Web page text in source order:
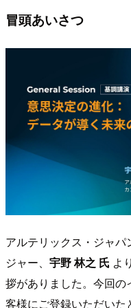
冒頭あいさつ
アルテリックス・ジャ
ジャー、 宇野 林之 氏 よ
拶がありました。今回
客様にご登録いただいた